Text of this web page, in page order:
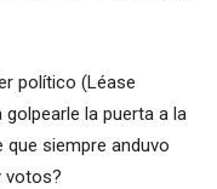
político (Léase
la puerta a la
que siempre anduvo
votos?